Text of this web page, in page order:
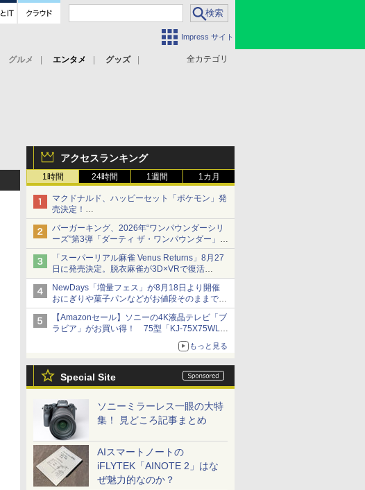
Impress サイト
全カテゴリ
グルメ エンタメ
グッズ
アクセスランキング
1時間 24時間 1週間 1カ月
マクドナルド、ハッピーセット「ポケモン」発
売決定！
ポケモン30周年記念で30匹が大集合
バーガーキング、2026年“ワンパウンダーシリ
ーズ”第3弾「ダーティ ザ・ワンパウンダー」を
8月7日発売
「特製ガーリックマヨソース」を使用した超大
型チーズバーガー
「スーパーリアル麻雀 Venus Returns」8月27
日に発売決定。脱衣麻雀が3D×VRで復活
発売から2週間は20%オフになるセールが実施
NewDays「増量フェス」が8月18日より開催
おにぎりや菓子パンなどがお値段そのままで最
大50%増量！
【Amazonセール】ソニーの4K液晶テレビ「ブ
ラビア」がお買い得！ 75型「KJ-75X75WL」
もっと見る
Special Site
ソニーミラーレス一眼の大特
集！ 見どころ記事まとめ
AIスマートノートの
iFLYTEK「AINOTE 2」はな
ぜ魅力的なのか？